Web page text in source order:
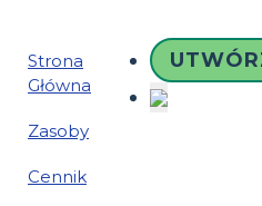
Strona
Główna
Zasoby
Cennik